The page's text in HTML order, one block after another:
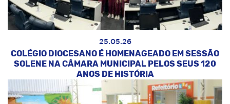
25.05.26
COLÉGIO DIOCESANO É HOMENAGEADO EM SESSÃO
SOLENE NA CÂMARA MUNICIPAL PELOS SEUS 120
ANOS DE HISTÓRIA